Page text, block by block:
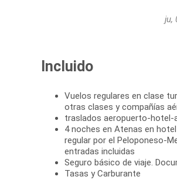
ju,
Incluido
Vuelos regulares en clase
otras clases y compañías
traslados aeropuerto-
4 noches en Atenas en
regular por el Peloponeso-
entradas incluidas
Seguro básico de viaje.
Tasas y Carburante